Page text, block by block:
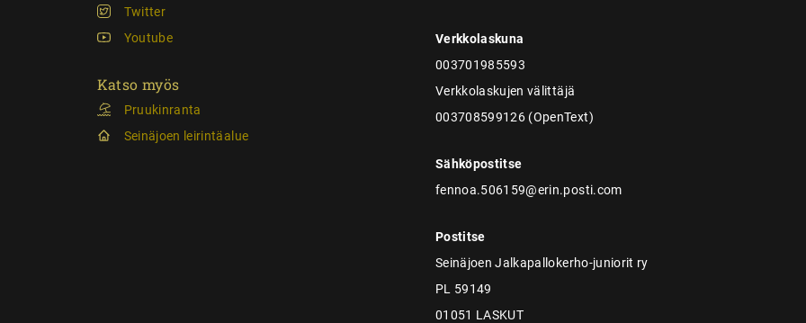
Twitter
Youtube
Katso myös
Pruukinranta
Seinäjoen leirintäalue
Verkkolaskuna
003701985593
Verkkolaskujen välittäjä
003708599126 (OpenText)
Sähköpostitse
fennoa.506159@erin.posti.com
Postitse
Seinäjoen Jalkapallokerho-juniorit ry
PL 59149
01051 LASKUT